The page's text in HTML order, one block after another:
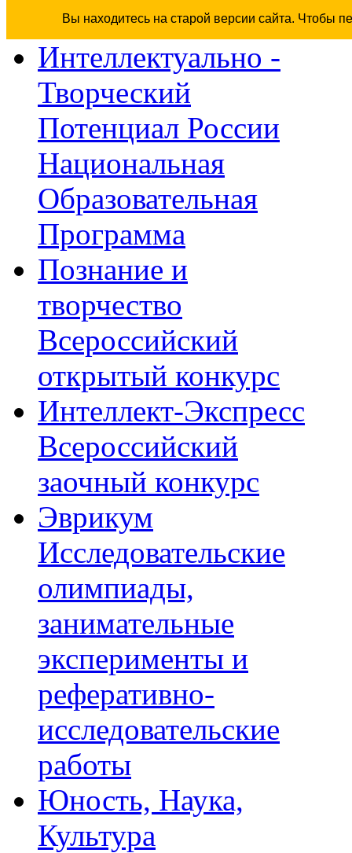
Вы находитесь на старой версии сайта. Чтобы
Интеллектуально -
Творческий
Потенциал России
Национальная
Образовательная
Программа
Познание и
творчество
Всероссийский
открытый конкурс
Интеллект-Экспресс
Всероссийский
заочный конкурс
Эврикум
Исследовательские
олимпиады,
занимательные
эксперименты и
реферативно-
исследовательские
работы
Юность, Наука,
Культура